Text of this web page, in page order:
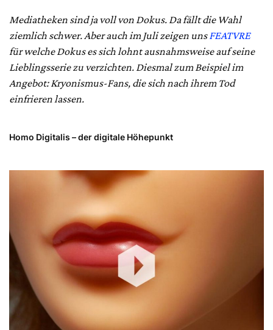
Mediatheken sind ja voll von Dokus. Da fällt die Wahl
ziemlich schwer. Aber auch im Juli zeigen unsFEATVRE
für welche Dokus es sich lohnt ausnahmsweise auf seine
Lieblingsserie zu verzichten. Diesmal zum Beispiel im
Angebot: Kryonismus-Fans, die sich nach ihrem Tod
einfrieren lassen.
Homo Digitalis – der digitale Höhepunkt